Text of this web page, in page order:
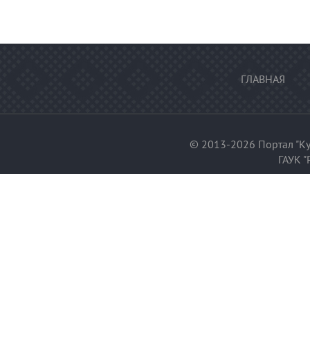
ГЛАВНАЯ
© 2013-2026 Портал
ГАУК